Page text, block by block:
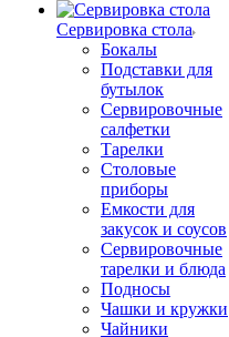
Сервировка стола
Бокалы
Подставки для
бутылок
Сервировочные
салфетки
Тарелки
Столовые
приборы
Емкости для
закусок и соусов
Сервировочные
тарелки и блюда
Подносы
Чашки и кружки
Чайники